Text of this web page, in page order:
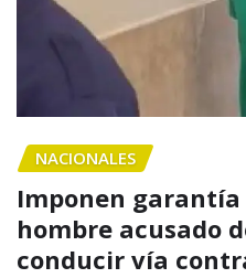
NACIONALES
Imponen garantía
hombre acusado
conducir vía